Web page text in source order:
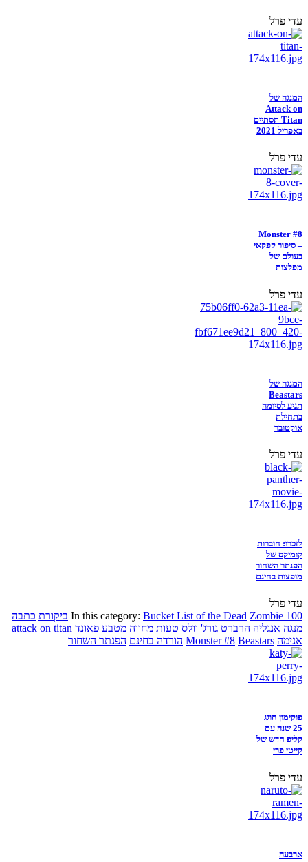
עדי פרל
המנגה של
Attack on
Titan תסתיים
באפריל 2021
עדי פרל
Monster #8
– סיפור קפקאי
בעולם של
מפלצות
עדי פרל
המנגה של
Beastars
תגיע לסיומה
בתחילת
אוקטובר
עדי פרל
לזכרו: חוברות
קומיקס של
הפנתר השחור
מופצות בחינם
עדי פרל
In this category: Bucket List of the Dead Zombie 100 ביקורת כתבה
מנגה אנגליה הרברט גורג' וולס טעות מחווה מטבע פאונד attack on titan
אנימה
Monster #8 Beastars הורדה בחינם הפנתר השחור
פוקימון חוגג
25 שנה עם
קליפ חדש של
קייטי פרי
עדי פרל
ארבעה